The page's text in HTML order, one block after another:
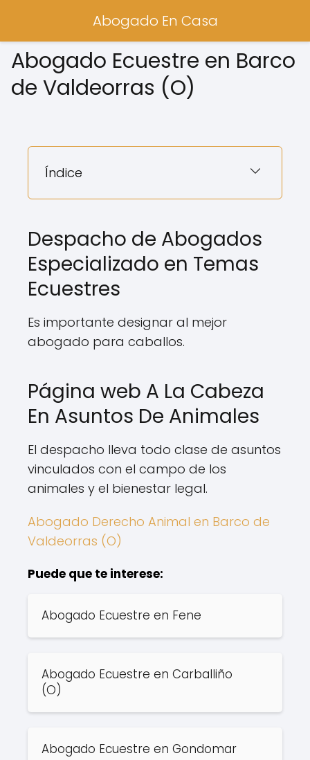
Abogado En Casa
Abogado Ecuestre en Barco
de Valdeorras (O)
Índice
Despacho de Abogados
Especializado en Temas
Ecuestres
Es importante designar al mejor
abogado para caballos.
Página web A La Cabeza
En Asuntos De Animales
El despacho lleva todo clase de asuntos
vinculados con el campo de los
animales y el bienestar legal.
Abogado Derecho Animal en Barco de
Valdeorras (O)
Puede que te interese:
Abogado Ecuestre en Fene
Abogado Ecuestre en Carballiño
(O)
Abogado Ecuestre en Gondomar